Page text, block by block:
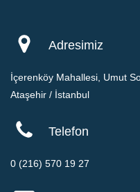
üçüncü kişilere
Adresimiz
İçerenköy Mahallesi, Umut
Ataşehir / İstanbul
Telefon
0 (216) 570 19 27